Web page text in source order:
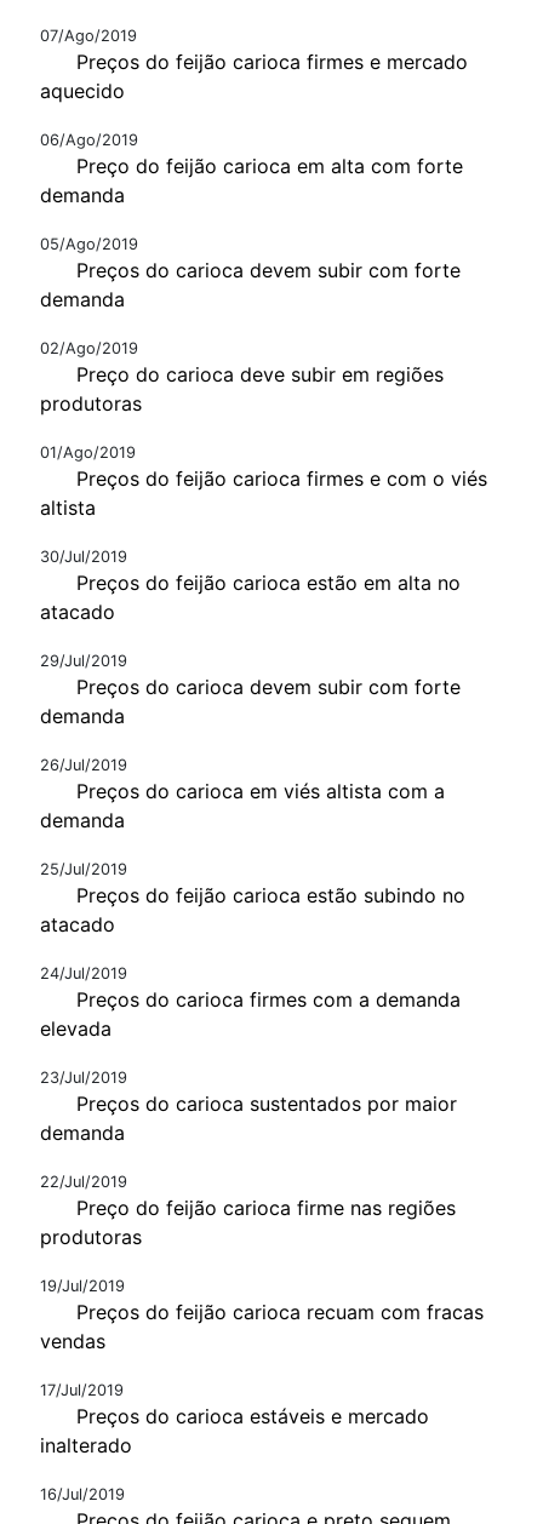
07/Ago/2019
Preços do feijão carioca firmes e mercado
aquecido
06/Ago/2019
Preço do feijão carioca em alta com forte
demanda
05/Ago/2019
Preços do carioca devem subir com forte
demanda
02/Ago/2019
Preço do carioca deve subir em regiões
produtoras
01/Ago/2019
Preços do feijão carioca firmes e com o viés
altista
30/Jul/2019
Preços do feijão carioca estão em alta no
atacado
29/Jul/2019
Preços do carioca devem subir com forte
demanda
26/Jul/2019
Preços do carioca em viés altista com a
demanda
25/Jul/2019
Preços do feijão carioca estão subindo no
atacado
24/Jul/2019
Preços do carioca firmes com a demanda
elevada
23/Jul/2019
Preços do carioca sustentados por maior
demanda
22/Jul/2019
Preço do feijão carioca firme nas regiões
produtoras
19/Jul/2019
Preços do feijão carioca recuam com fracas
vendas
17/Jul/2019
Preços do carioca estáveis e mercado
inalterado
16/Jul/2019